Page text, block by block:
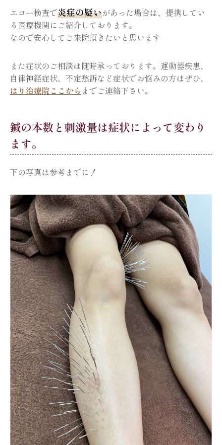
エコー検査で炎症の疑いがあった場合は、提携してい
る医療機関にご紹介しております。
なので安心してご来院頂きたいと思います
また症状のご相談は随時承っております。運動器疾患、
自律神経症状、不定愁訴など症状でお悩みの方はぜひ、
はり治療院ここから までご連絡下さい。
鍼の本数と刺激量は症状によって変わり
ます。
下の写真は参考までに！